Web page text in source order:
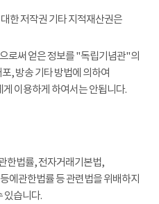
한 저작권 기타 지적재산권은
로써 얻은 정보를 "독립기념관"의
, 방송 기타 방법에 의하여
이용하게 하여서는 안됩니다.
한법률, 전자거래기본법,
에관한법률 등 관련법을 위배하지
있습니다.